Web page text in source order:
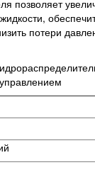
позволяет
потери